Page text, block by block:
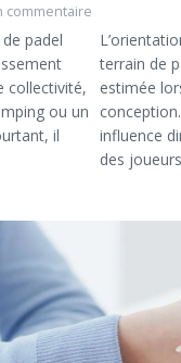
commentaire
padel
collectivité,
ou un
il
terrain de
estimée
influence
des